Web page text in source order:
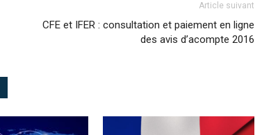
Article suivant
CFE et IFER : consultation et paiement en ligne
des avis d’acompte 2016